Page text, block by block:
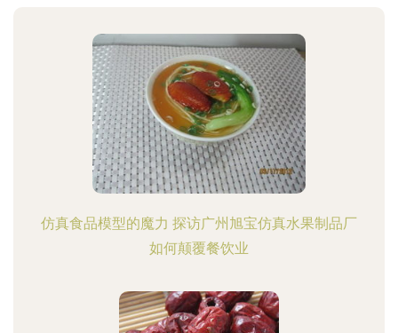
仿真食品模型的魔力 探访广州旭宝仿真水果制品厂
如何颠覆餐饮业